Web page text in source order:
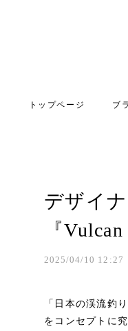
トップページ ブ
デザイ
『
2025/04/10 12:27
「日本の渓流釣
をコンセプトに